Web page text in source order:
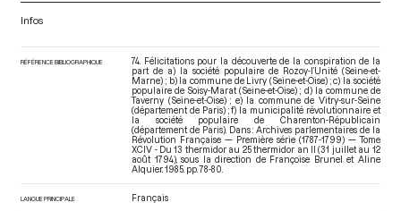
Infos
RÉFÉRENCE BIBLIOGRAPHIQUE
74. Félicitations pour la découverte de la conspiration de la
part de a) la société populaire de Rozoy-l’Unité (Seine-et-
Marne) ; b) la commune de Livry (Seine-et-Oise) ; c) la société
populaire de Soisy-Marat (Seine-et-Oise) ; d) la commune de
Taverny (Seine-et-Oise) ; e) la commune de Vitry-sur-Seine
(département de Paris) ; f) la municipalité révolutionnaire et
la société populaire de Charenton-Républicain
(département de Paris). Dans : Archives parlementaires de la
Révolution Française — Première série (1787-1799) — Tome
XCIV - Du 13 thermidor au 25 thermidor an II (31 juillet au 12
août 1794), sous la direction de Françoise Brunel et Aline
Alquier. 1985. pp. 78-80.
LANGUE PRINCIPALE Français